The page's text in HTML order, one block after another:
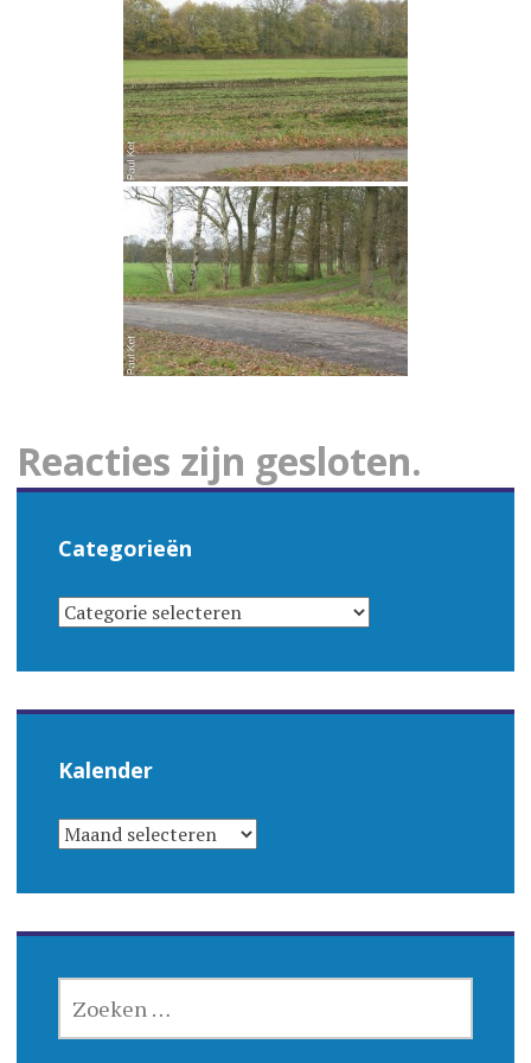
Reacties zijn gesloten.
Categorieën
CATEGORIEËN
Kalender
KALENDER
NAAR: